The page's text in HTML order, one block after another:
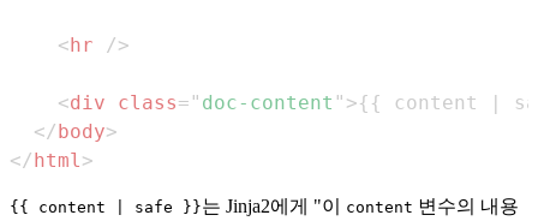
<hr />
<div class= " doc-content " >{{ content |
</body>
</html >
{{ content | safe }}는 Jinja2에게 "이 content 변수의 내용